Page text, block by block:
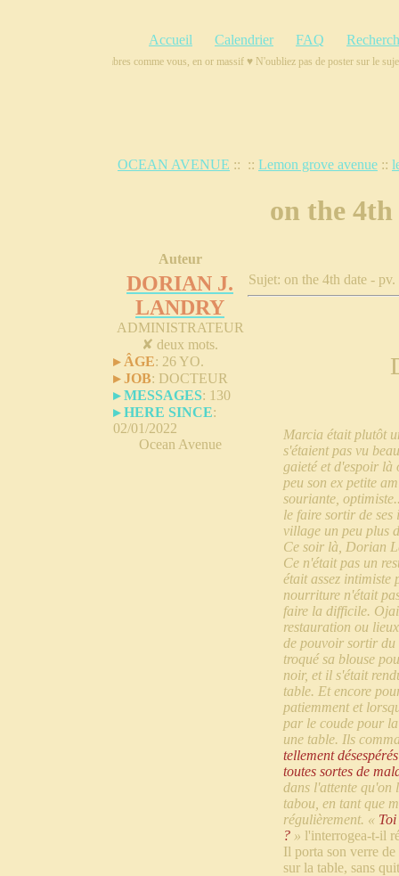
Accueil Calendrier FAQ
d'avoir des membres comme vous, en or massif ♥ N'oubliez pas de poster sur le sujet
OCEAN AVENUE :: :: Lemon grove avenue ::
on the
Auteur
DORIAN J.
LANDRY
ADMINISTRATEUR
✘ deux mots.
▸ ÂGE: 26 YO.
▸ JOB: DOCTEUR
▸ MESSAGES: 130
▸ HERE SINCE:
02/01/2022
Ocean Avenue
Sujet: on the 4th date -
Marcia était plutôt
s'étaient pas vu
gaieté et d'espoir là
peu son ex petite
souriante,
le faire sortir de ses
village un peu plus
Ce soir là, Dorian
Ce n'était pas un
était assez intimiste
nourriture n'était
faire la difficile.
restauration ou
de pouvoir sortir du
troqué sa blouse
noir, et il s'était
table. Et encore
patiemment et
par le coude pour
une table. Ils
tellement
toutes sortes de
dans l'attente
tabou, en tant que
régulièrement. «
? » l'interrogea-t-il
Il porta son verre
sur la table, sans